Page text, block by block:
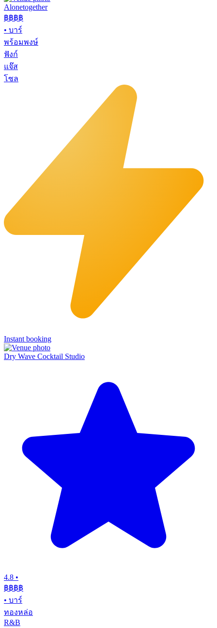
Alonetogether
฿฿฿฿
• บาร์
พร้อมพงษ์
ฟังก์
แจ๊ส
โซล
Instant booking
Dry Wave Cocktail Studio
4.8 •
฿฿฿฿
• บาร์
ทองหล่อ
R&B